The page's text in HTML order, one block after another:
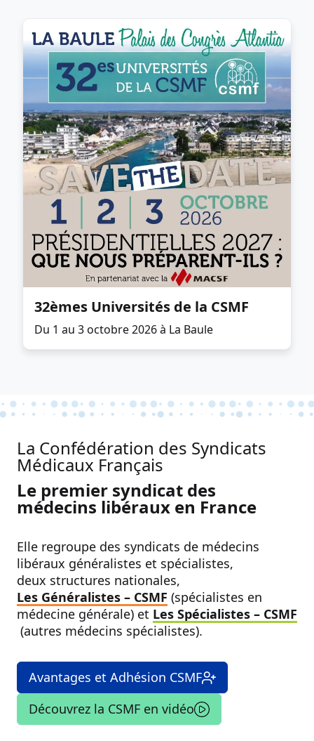
32èmes Universités de la CSMF
Du 1 au 3 octobre 2026 à La Baule
La Confédération des Syndicats
Médicaux Français
Le premier syndicat des
médecins libéraux en France
Elle regroupe des syndicats de médecins
libéraux généralistes et spécialistes,
deux structures nationales,
Les Généralistes – CSMF (spécialistes en
médecine générale) et Les Spécialistes – CSMF
(autres médecins spécialistes).
Avantages et Adhésion CSMF
Découvrez la CSMF en vidéo